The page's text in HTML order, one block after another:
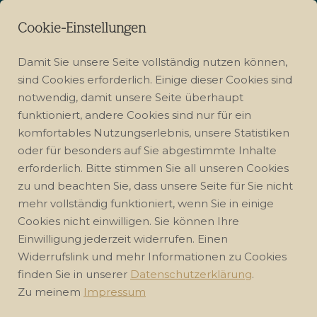
ANTI RHEUMATISCHE REIHE
GOOD MORNING CLUB
ÜBER MICH
Cookie-Einstellungen
Damit Sie unsere Seite vollständig nutzen können,
sind Cookies erforderlich. Einige dieser Cookies sind
notwendig, damit unsere Seite überhaupt
funktioniert, andere Cookies sind nur für ein
komfortables Nutzungserlebnis, unsere Statistiken
oder für besonders auf Sie abgestimmte Inhalte
erforderlich. Bitte stimmen Sie all unseren Cookies
zu und beachten Sie, dass unsere Seite für Sie nicht
mehr vollständig funktioniert, wenn Sie in einige
Cookies nicht einwilligen. Sie können Ihre
Einwilligung jederzeit widerrufen. Einen
Widerrufslink und mehr Informationen zu Cookies
finden Sie in unserer Datenschutzerklärung.
Zu meinem Impressum